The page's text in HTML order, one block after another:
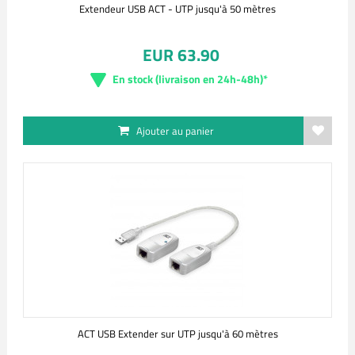
Extendeur USB ACT - UTP jusqu'à 50 mètres
EUR 63.90
En stock (livraison en 24h-48h)*
Ajouter au panier
ACT USB Extender sur UTP jusqu'à 60 mètres